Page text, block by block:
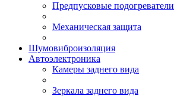
Предпусковые подогреватели
Механическая защита
Шумовиброизоляция
Автоэлектроника
Камеры заднего вида
Зеркала заднего вида